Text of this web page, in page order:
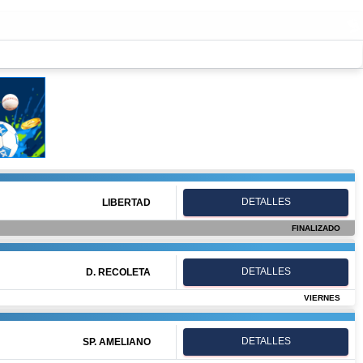
LIBERTAD DETALLES
FINALIZADO
D. RECOLETA DETALLES
VIERNES
SP. AMELIANO DETALLES